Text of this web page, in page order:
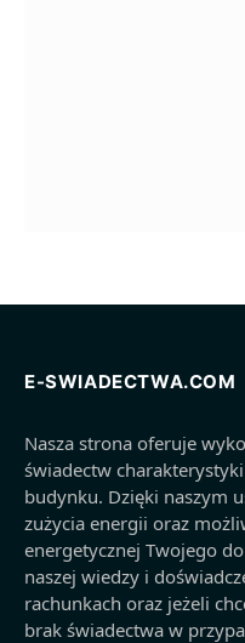
E-SWIADECTWA.COM
Nasza strona oferuje
świadectw
budynku. Dzięki naszym
zużycia energii oraz
energetycznej Twojego
naszej wiedzy i
rachunkach oraz jeżeli
brak świadectwa w